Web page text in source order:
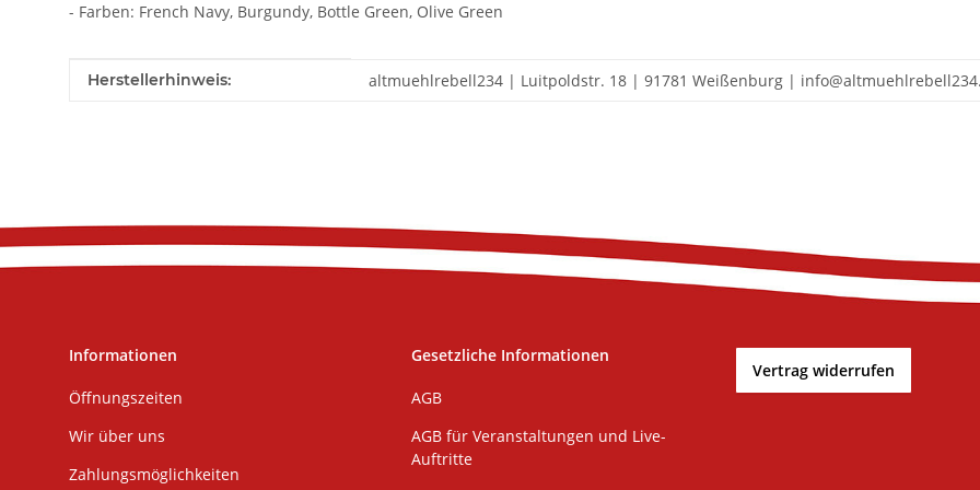
- Farben: French Navy, Burgundy, Bottle Green, Olive Green
Produkteigenschaft
Wert
Herstellerhinweis: altmuehlrebell234 | Luitpoldstr. 18 | 91781 Weißenburg |
Informationen
Öffnungszeiten
Wir über uns
Zahlungsmöglichkeiten
Gesetzliche Informationen
AGB
AGB für Veranstaltungen und Live-
Auftritte
Vertrag widerrufen